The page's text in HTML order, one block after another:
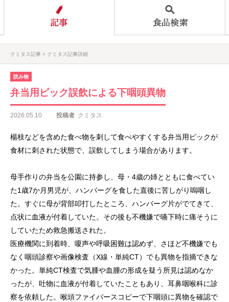
クミタス記事 クミタス記事詳細
読み物
弁当用ピック誤飲による下咽頭異物
2026.05.10 投稿者 クミタス
楊枝などを含めた食べ物を刺して食べやすくする弁当用ピックが
食材に刺された状態で、誤飲してしまう場合があります。
母手作りの弁当を公園に持参し、母・4歳の姉とともに食べてい
た1歳7か月男児が、ハンバーグを食した直後に苦しがり嗚咽し
た。すぐに母が背部叩打したところ、ハンバーグ片がでてきて、
点状に血液が付着していた。その後も不機嫌で嚥下時に痛そうに
していたため救急搬送された。
医療機関に到着時、嗄声や呼吸困難は認めず、さほど不機嫌でも
なく咽頭診察や画像検査（X線・単純CT）でも異物を指摘できな
かった。単純CT検査で気腫や血腫の形成を疑う所見は認めなか
ったが、吐物に血液が付着していたこともあり、耳鼻咽喉科に診
察を依頼した。喉頭ファイバースコピーで下咽頭に異物を確認で